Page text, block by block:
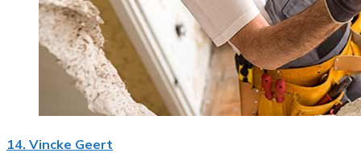
14. Vincke Geert